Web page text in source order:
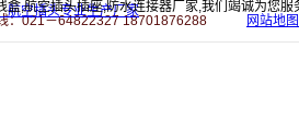
盒,航空插头插座,防水连接器厂家,我们竭诚为您服
：021－64822327 18701876288
网站地图